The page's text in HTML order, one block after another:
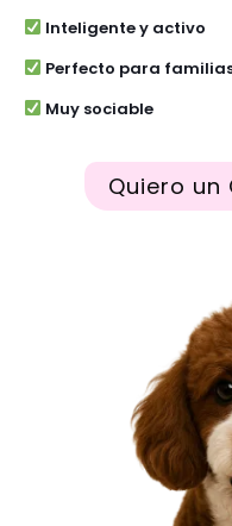
Inteligente y activo
Perfecto para
Muy sociable
Quiero un